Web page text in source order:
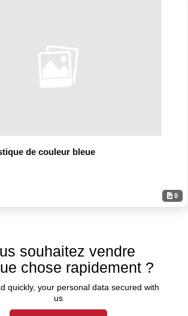
0
de couleur bleue
souhaitez vendre
chose rapidement ?
quickly, your personal data secured with
us